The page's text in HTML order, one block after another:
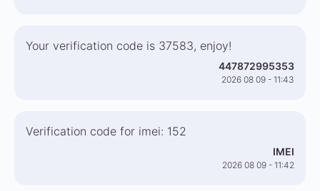
Your verification code is 37583, enjoy!
447872995353
2026 08 09 - 11:43
Verification code for imei: 152
IMEI
2026 08 09 - 11:42